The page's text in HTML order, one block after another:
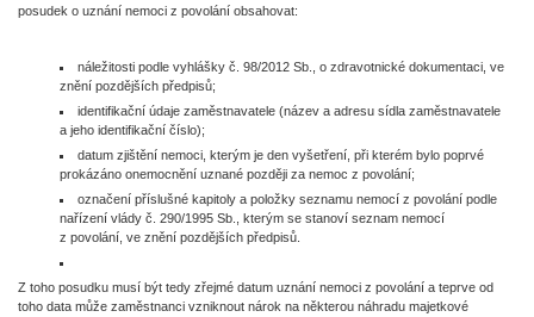
posudek o uznání nemoci z povolání obsahovat:
náležitosti podle vyhlášky č. 98/2012 Sb., o zdravotnické dokumentaci, ve
znění pozdějších předpisů;
identifikační údaje zaměstnavatele (název a adresu sídla zaměstnavatele
a jeho identifikační číslo);
datum zjištění nemoci, kterým je den vyšetření, při kterém bylo poprvé
prokázáno onemocnění uznané později za nemoc z povolání;
označení příslušné kapitoly a položky seznamu nemocí z povolání podle
nařízení vlády č. 290/1995 Sb., kterým se stanoví seznam nemocí
z povolání, ve znění pozdějších předpisů.
Z toho posudku musí být tedy zřejmé datum uznání nemoci z povolání a teprve od
toho data může zaměstnanci vzniknout nárok na některou náhradu majetkové